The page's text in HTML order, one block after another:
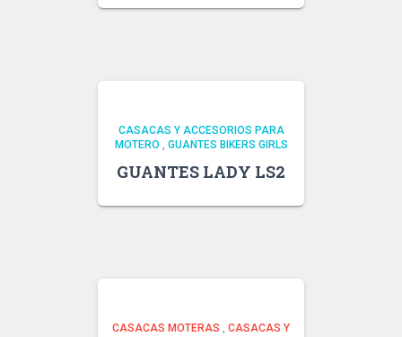
CASACAS Y ACCESORIOS PARA
MOTERO, GUANTES BIKERS GIRLS
GUANTES LADY LS2
CASACAS MOTERAS
CASACAS Y